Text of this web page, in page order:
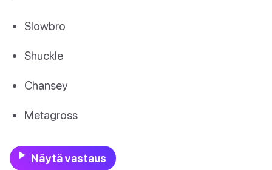
Slowbro
Shuckle
Chansey
Metagross
Näytä vastaus